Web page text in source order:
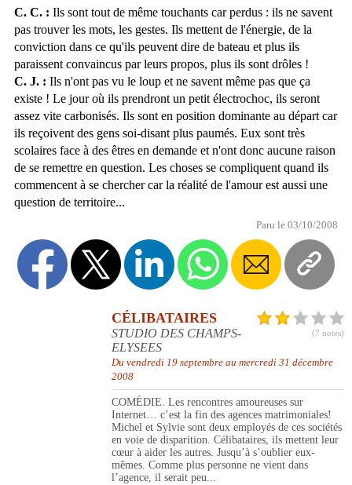
C. C. : Ils sont tout de même touchants car perdus : ils ne savent
pas trouver les mots, les gestes. Ils mettent de l'énergie, de la
conviction dans ce qu'ils peuvent dire de bateau et plus ils
paraissent convaincus par leurs propos, plus ils sont drôles !
C. J. : Ils n'ont pas vu le loup et ne savent même pas que ça
existe ! Le jour où ils prendront un petit électrochoc, ils seront
assez vite carbonisés. Ils sont en position dominante au départ car
ils reçoivent des gens soi-disant plus paumés. Eux sont très
scolaires face à des êtres en demande et n'ont donc aucune raison
de se remettre en question. Les choses se compliquent quand ils
commencent à se chercher car la réalité de l'amour est aussi une
question de territoire...
Paru le 03/10/2008
(7 notes)
CÉLIBATAIRES
STUDIO DES CHAMPS-
ELYSEES
Du vendredi 19 septembre au mercredi 31 décembre
2008
COMÉDIE. Les rencontres amoureuses sur
Internet… c’est la fin des agences matrimoniales!
Michel et Sylvie sont deux employés de ces sociétés
en voie de disparition. Célibataires, ils mettent leur
cœur à aider les autres. Jusqu’à s’oublier eux-
mêmes. Comme plus personne ne vient dans
l’agence, il serait peu...